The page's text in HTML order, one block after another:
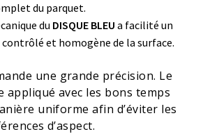
du parquet.
du DISQUE BLEU a facilité un
et homogène de la surface.
une grande précision. Le
avec les bons temps
uniforme afin d’éviter les
d’aspect.